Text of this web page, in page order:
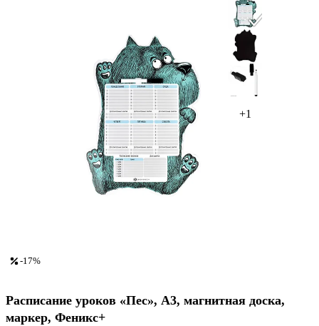
+1
-17%
Расписание уроков «Пес», А3, магнитная доска,
маркер, Феникс+